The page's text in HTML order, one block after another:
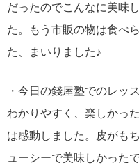
だったのでこんなに美味
た。もう市販の物は食べ
た、まいりました♪
・今日の錢屋塾でのレッ
わかりやすく、楽しかっ
は感動しました。皮がも
ューシーで美味しかった